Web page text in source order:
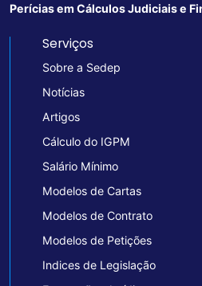
Perícias em Cálculos Judiciais e
Serviços
Sobre a Sedep
Notícias
Artigos
Cálculo do IGPM
Salário Mínimo
Modelos de Cartas
Modelos de Contrato
Modelos de Petições
Indices de Legislação